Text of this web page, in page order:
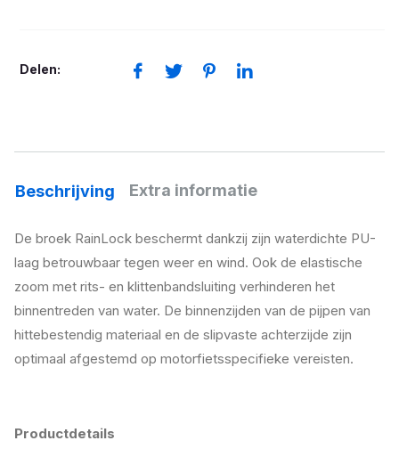
Delen:
Beschrijving Extra informatie
De broek RainLock beschermt dankzij zijn waterdichte PU-
laag betrouwbaar tegen weer en wind. Ook de elastische
zoom met rits- en klittenbandsluiting verhinderen het
binnentreden van water. De binnenzijden van de pijpen van
hittebestendig materiaal en de slipvaste achterzijde zijn
optimaal afgestemd op motorfietsspecifieke vereisten.
Productdetails